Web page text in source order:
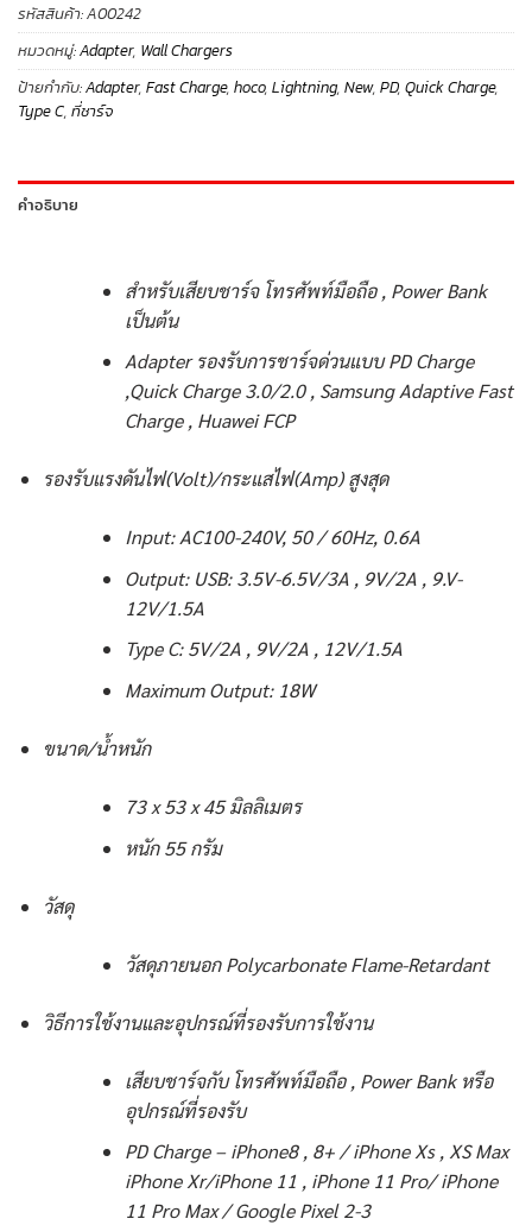
รหัสสินค้า:A00242
หมวดหมู่:Adapter, Wall Chargers
ป้ายกำกับ:Adapter, Fast Charge, hoco, Lightning, New, PD, Quick Charge,
Type C, ที่ชาร์จ
คำอธิบาย
สำหรับเสียบชาร์จ โทรศัพท์มือถือ , Power Bank
เป็นต้น
Adapter รองรับการชาร์จด่วนแบบ PD Charge
,Quick Charge 3.0/2.0 , Samsung Adaptive Fast
Charge , Huawei FCP
รองรับแรงดันไฟ(Volt)/กระแสไฟ(Amp) สูงสุด
Input: AC100-240V, 50 / 60Hz, 0.6A
Output: USB: 3.5V-6.5V/3A , 9V/2A , 9.V-
12V/1.5A
Type C: 5V/2A , 9V/2A , 12V/1.5A
Maximum Output: 18W
ขนาด/น้ำหนัก
73 x 53 x 45 มิลลิเมตร
หนัก 55 กรัม
วัสดุ
วัสดุภายนอก Polycarbonate Flame-Retardant
วิธีการใช้งานและอุปกรณ์ที่รองรับการใช้งาน
เสียบชาร์จกับ โทรศัพท์มือถือ , Power Bank หรือ
อุปกรณ์ที่รองรับ
PD Charge – iPhone8 , 8+ / iPhone Xs , XS Max
iPhone Xr/iPhone 11 , iPhone 11 Pro/ iPhone
11 Pro Max / Google Pixel 2-3